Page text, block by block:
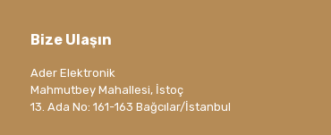
Bize Ulaşın
Ader Elektronik
Mahmutbey Mahallesi, İstoç
13. Ada No: 161-163 Bağcılar/İstanbul